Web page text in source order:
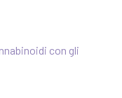
con gli